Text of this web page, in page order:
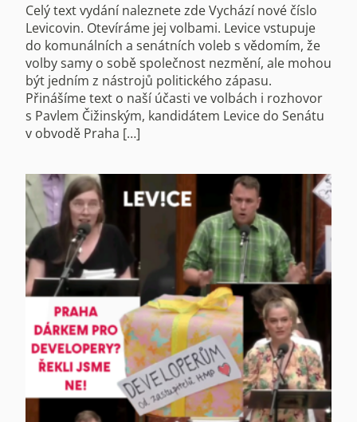
Celý text vydání naleznete zde Vychází nové číslo
Levicovin. Otevíráme jej volbami. Levice vstupuje
do komunálních a senátních voleb s vědomím, že
volby samy o sobě společnost nezmění, ale mohou
být jedním z nástrojů politického zápasu.
Přinášíme text o naší účasti ve volbách i rozhovor
s Pavlem Čižinským, kandidátem Levice do Senátu
v obvodě Praha […]